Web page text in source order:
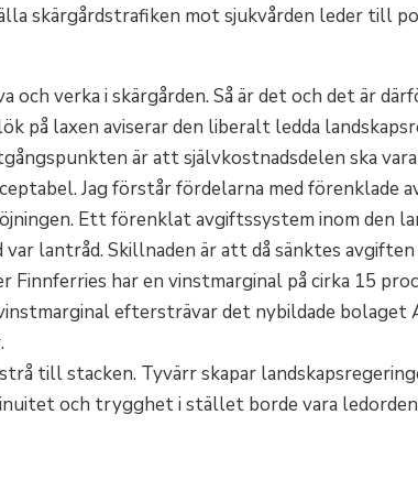
skärgårdstrafiken mot sjukvården leder till
och verka i skärgården. Så är det och det är
på laxen aviserar den liberalt ledda
är att självkostnadsdelen ska
Jag förstår fördelarna med förenklade
Ett förenklat avgiftssystem inom den
lantråd. Skillnaden är att då sänktes
Finnferries har en vinstmarginal på cirka 15
eftersträvar det nybildade bolaget
till stacken. Tyvärr skapar
och trygghet i stället borde vara